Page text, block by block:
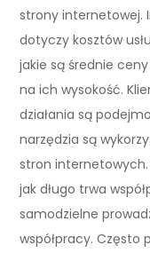
strony internetowej.
dotyczy kosztów
jakie są średnie
na ich wysokość.
działania są
narzędzia są
stron
jak długo trwa
samodzielne
współpracy. Często